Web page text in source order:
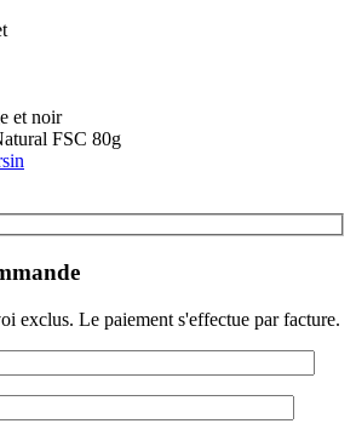
et noir
FSC 80g
exclus. Le paiement s'effectue par facture.